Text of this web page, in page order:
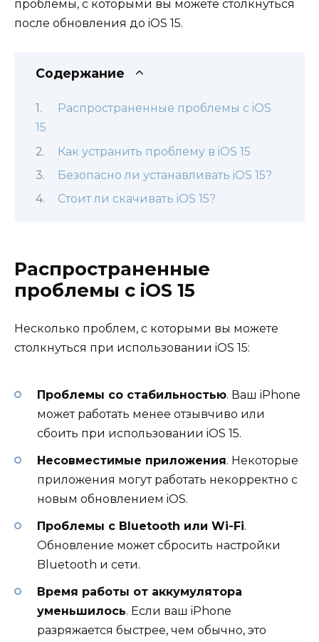
проблемы, с которыми вы можете столкнуться
после обновления до iOS 15.
Содержание
Распространенные проблемы с iOS
15
Как устранить проблему в iOS 15
Безопасно ли устанавливать iOS 15?
Стоит ли скачивать iOS 15?
Распространенные
проблемы с iOS 15
Несколько проблем, с которыми вы можете
столкнуться при использовании iOS 15:
Проблемы со стабильностью. Ваш iPhone
может работать менее отзывчиво или
сбоить при использовании iOS 15.
Несовместимые приложения. Некоторые
приложения могут работать некорректно с
новым обновлением iOS.
Проблемы с Bluetooth или Wi-Fi.
Обновление может сбросить настройки
Bluetooth и сети.
Время работы от аккумулятора
уменьшилось. Если ваш iPhone
разряжается быстрее, чем обычно, это